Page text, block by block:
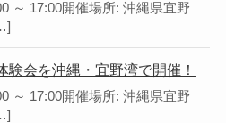
～ 17:00開催場所: 沖縄県宜野
験会を沖縄・宜野湾で開催！
～ 17:00開催場所: 沖縄県宜野